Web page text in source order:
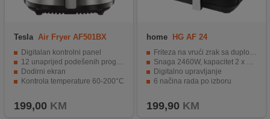
Tesla Air Fryer AF501BX
Digitalan kontrolni panel
12 unaprijed podešenih programa kuhanja
Dodirni ekran
Kontrola temperature 60-200°C
199,00 KM
home HG AF 24
Friteza na vrući zrak sa duplom korpom
Snaga 2460W, kapacitet 2 x 3.8 lit
Digitalno upravljanje
6 načina rada po izboru
199,90 KM